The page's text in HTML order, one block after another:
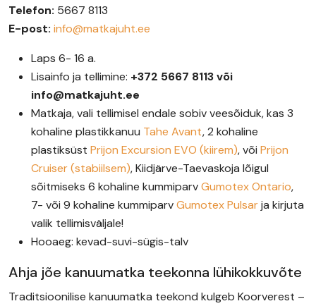
Telefon: 5667 8113
E-post: info@matkajuht.ee
Laps 6- 16 a.
Lisainfo ja tellimine: +372 5667 8113 või
info@matkajuht.ee
Matkaja, vali tellimisel endale sobiv veesõiduk, kas 3
kohaline plastikkanuu Tahe Avant, 2 kohaline
plastiksüst Prijon Excursion EVO (kiirem), või Prijon
Cruiser (stabiilsem), Kiidjärve-Taevaskoja lõigul
sõitmiseks 6 kohaline kummiparvGumotex Ontario,
7- või 9 kohaline kummiparvGumotex Pulsarja kirjuta
valik tellimisväljale!
Hooaeg: kevad-suvi-sügis-talv
Ahja jõe kanuumatka teekonna lühikokkuvõte
Traditsioonilise kanuumatka teekond kulgeb Koorverest –